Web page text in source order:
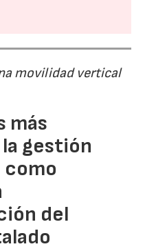
movilidad vertical
más
gestión
del